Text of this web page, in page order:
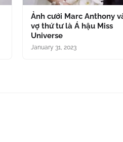
Ảnh cưới Marc Anthony
vợ thứ tư là Á hậu Miss
Universe
January 31, 2023